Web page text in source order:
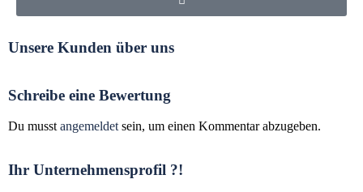
Unsere Kunden über uns
Schreibe eine Bewertung
Du musstangemeldetsein, um einen Kommentar abzugeben.
Ihr Unternehmensprofil ?!